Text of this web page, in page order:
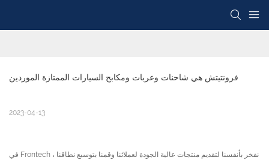
فرونتيتش هي شاحنات وعربات ومكابح السيارات الممتازة الموردين
2023-04-13
في Frontech ، نفخر بأنفسنا لتقديم منتجات عالية الجودة لعملائنا وقمنا بتوسيع نطاقنا